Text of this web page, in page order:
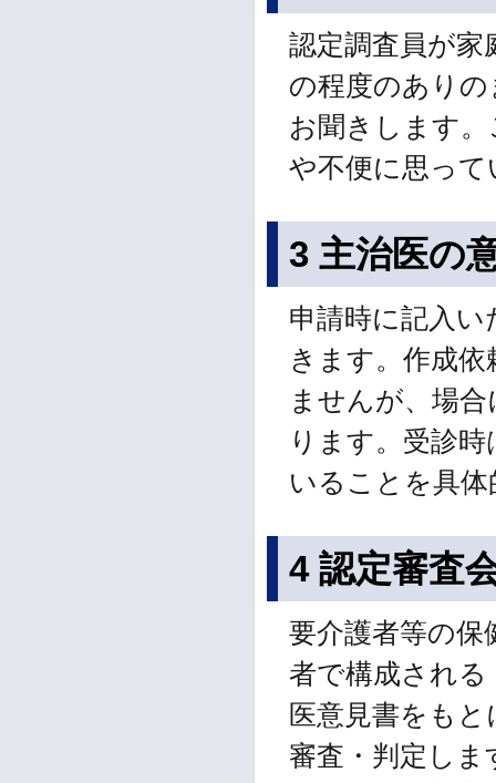
認定調査員が家
の程度のあり
お聞きします
や不便に思っ
3 主治医の
申請時に記入
きます。作成
ませんが、場
ります。受診
いることを具
4 認定審査
要介護者等の保
者で構成される
医意見書をも
審査・判定しま